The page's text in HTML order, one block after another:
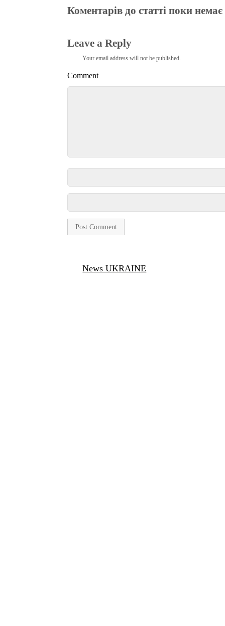
Коментарів до статті поки немає
Leave a Reply
Your email address will not be published.
Comment
News UKRAINE